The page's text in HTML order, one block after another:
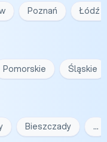
Poznań Łódź
Pomorskie Śląskie
Bieszczady …